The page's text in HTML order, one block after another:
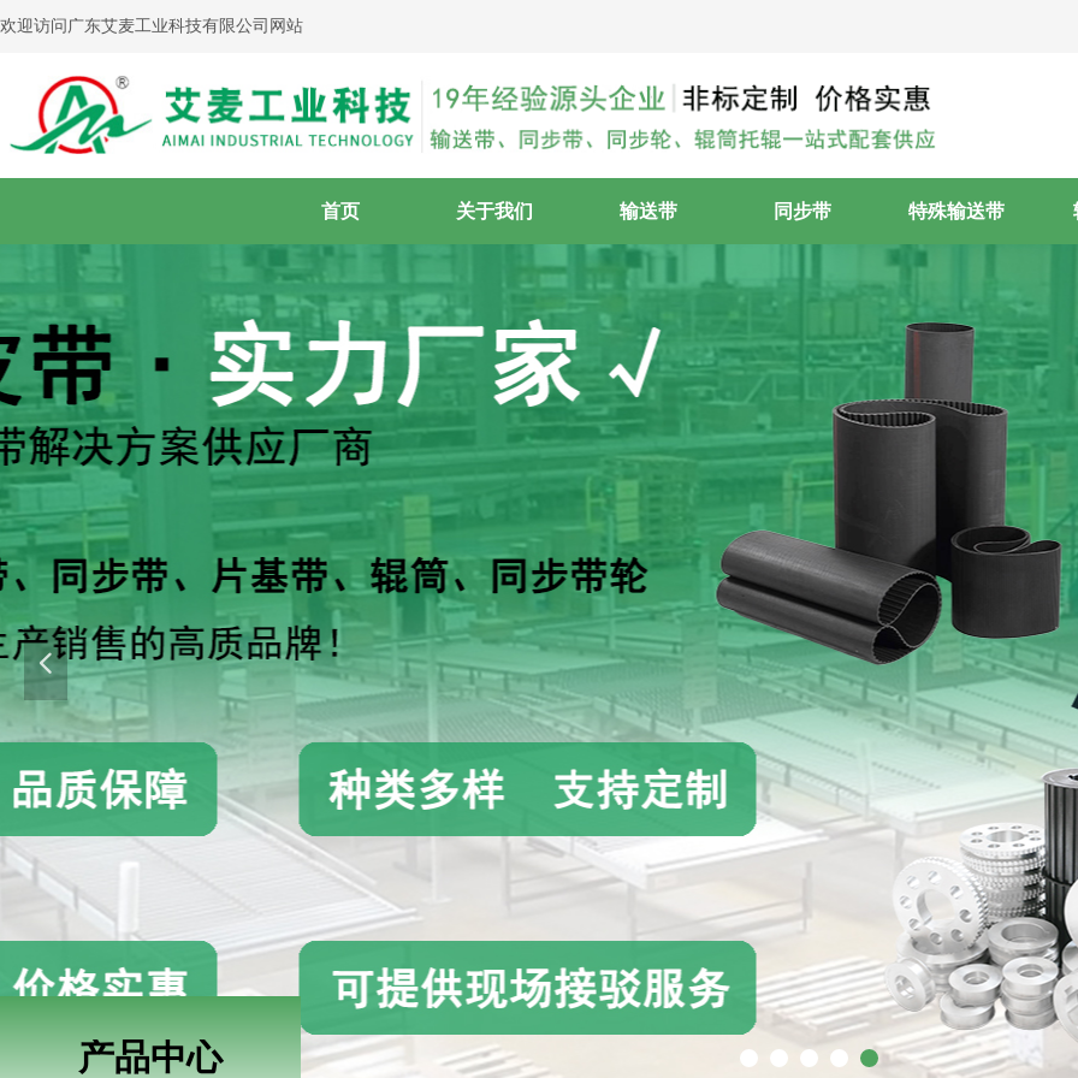
넳
首页 关于我们 输送带 同步带 特殊输送带
欢迎访问广东艾麦工业科技有限公司网站
产品中心